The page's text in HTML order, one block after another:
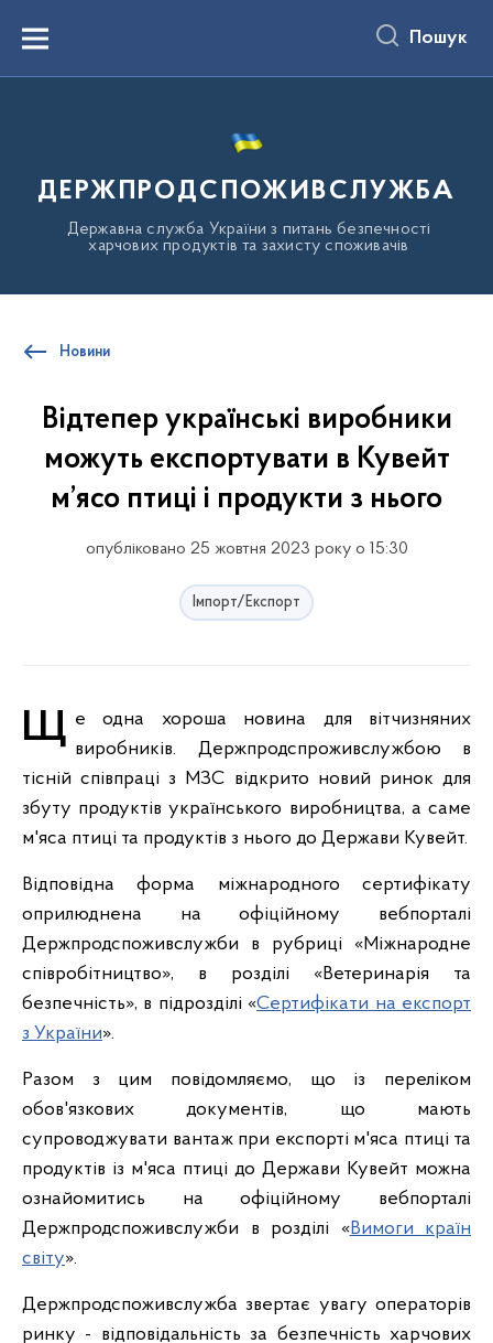
вмістуMenu Пошук
ДЕРЖПРОДСПОЖИВСЛУЖБА
Державна служба України з питань безпечності
харчових продуктів та захисту споживачів
Новини
Відтепер українські виробники
можуть експортувати в Кувейт
м’ясо птиці і продукти з нього
опубліковано 25 жовтня 2023 року о 15:30
Імпорт/Експорт
Ще одна хороша новина для вітчизняних виробників. Держпродспроживслужбою в
тісній співпраці з МЗС відкрито новий ринок для
збуту продуктів українського виробництва, а саме
м'яса птиці та продуктів з нього до Держави Кувейт.
Відповідна форма міжнародного сертифікату
оприлюднена на офіційному вебпорталі
Держпродспоживслужби в рубриці «Міжнародне
співробітництво», в розділі «Ветеринарія та
безпечність», в підрозділі «Сертифікати на експорт
з України».
Разом з цим повідомляємо, що із переліком
обов'язкових документів, що мають
супроводжувати вантаж при експорті м'яса птиці та
продуктів із м'яса птиці до Держави Кувейт можна
ознайомитись на офіційному вебпорталі
Держпродспоживслужби в розділі «Вимоги країн
світу».
Держпродспоживслужба звертає увагу операторів
ринку - відповідальність за безпечність харчових